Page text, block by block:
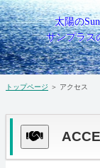
太陽の
サンプラス
トップページ ＞ アクセス